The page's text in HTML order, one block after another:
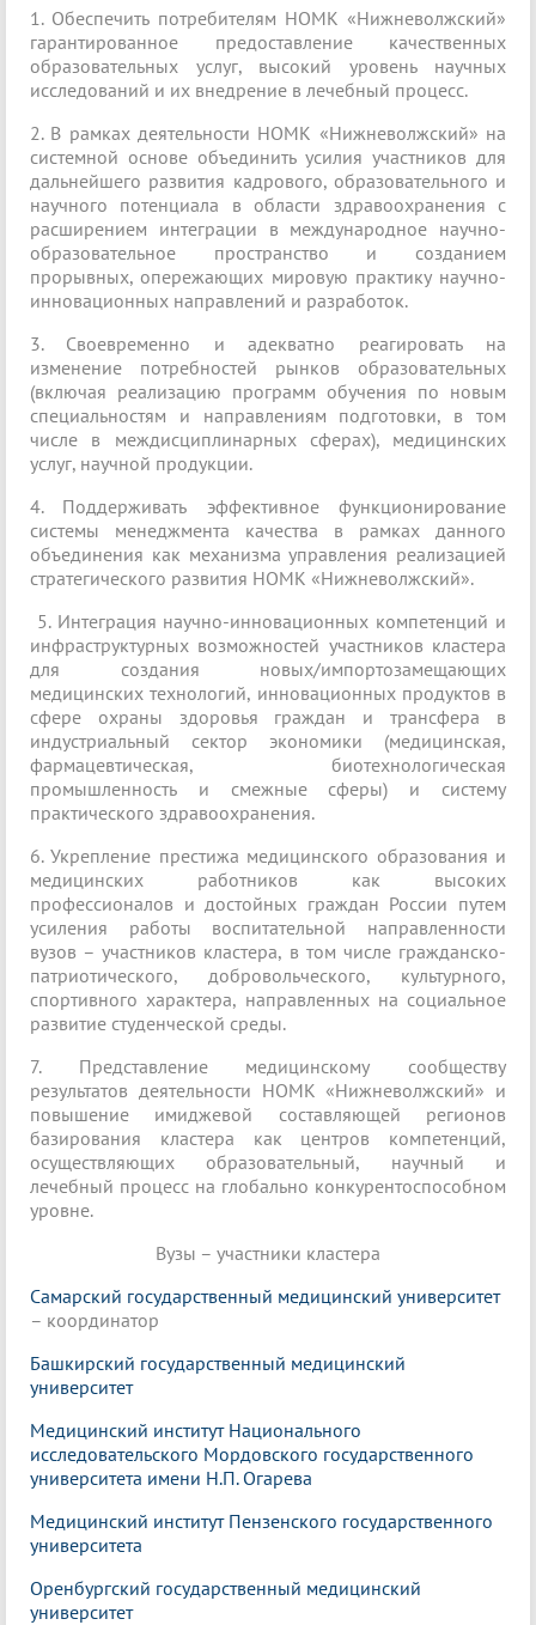
1. Обеспечить потребителям НОМК «Нижневолжский»
гарантированное предоставление качественных
образовательных услуг, высокий уровень научных
исследований и их внедрение в лечебный процесс.
2. В рамках деятельности НОМК «Нижневолжский» на
системной основе объединить усилия участников для
дальнейшего развития кадрового, образовательного и
научного потенциала в области здравоохранения с
расширением интеграции в международное научно-
образовательное пространство и созданием
прорывных, опережающих мировую практику научно-
инновационных направлений и разработок.
3. Своевременно и адекватно реагировать на
изменение потребностей рынков образовательных
(включая реализацию программ обучения по новым
специальностям и направлениям подготовки, в том
числе в междисциплинарных сферах), медицинских
услуг, научной продукции.
4. Поддерживать эффективное функционирование
системы менеджмента качества в рамках данного
объединения как механизма управления реализацией
стратегического развития НОМК «Нижневолжский».
5. Интеграция научно-инновационных компетенций и
инфраструктурных возможностей участников кластера
для создания новых/импортозамещающих
медицинских технологий, инновационных продуктов в
сфере охраны здоровья граждан и трансфера в
индустриальный сектор экономики (медицинская,
фармацевтическая, биотехнологическая
промышленность и смежные сферы) и систему
практического здравоохранения.
6. Укрепление престижа медицинского образования и
медицинских работников как высоких
профессионалов и достойных граждан России путем
усиления работы воспитательной направленности
вузов – участников кластера, в том числе гражданско-
патриотического, добровольческого, культурного,
спортивного характера, направленных на социальное
развитие студенческой среды.
7. Представление медицинскому сообществу
результатов деятельности НОМК «Нижневолжский» и
повышение имиджевой составляющей регионов
базирования кластера как центров компетенций,
осуществляющих образовательный, научный и
лечебный процесс на глобально конкурентоспособном
уровне.
Вузы – участники кластера
Самарский государственный медицинский университет
– координатор
Башкирский государственный медицинский
университет
Медицинский институт Национального
исследовательского Мордовского государственного
университета имени Н.П. Огарева
Медицинский институт Пензенского государственного
университета
Оренбургский государственный медицинский
университет